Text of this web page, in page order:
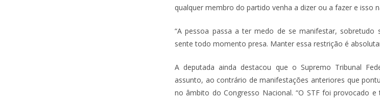
qualquer membro do partido venha a dizer ou a fazer e isso
“A pessoa passa a ter medo de se manifestar, sobretudo
sente todo momento presa. Manter essa restrição é
A deputada ainda destacou que o Supremo Tribunal
assunto, ao contrário de manifestações anteriores que
no âmbito do Congresso Nacional. “O STF foi provocado e